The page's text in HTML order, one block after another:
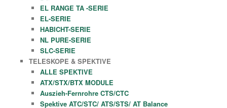
EL RANGE TA -SERIE
EL-SERIE
HABICHT-SERIE
NL PURE-SERIE
SLC-SERIE
TELESKOPE & SPEKTIVE
ALLE SPEKTIVE
ATX/STX/BTX MODULE
Auszieh-Fernrohre CTS/CTC
Spektive ATC/STC/ ATS/STS/ AT Balance